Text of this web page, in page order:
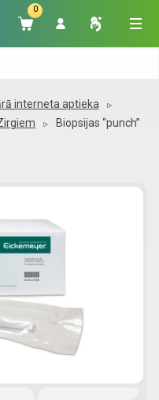
0
interneta aptieka
Biopsijas “punch”